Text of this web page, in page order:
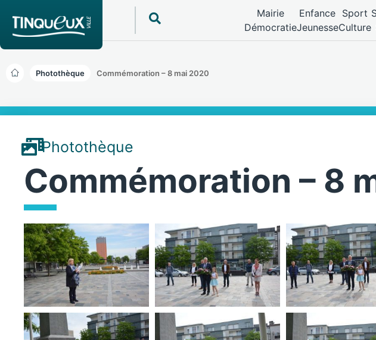
Mairie
Démocratie
Enfance
Jeunesse
Sport
Culture
Photothèque Commémoration – 8 mai 2020
Photothèque
Commémoration – 8